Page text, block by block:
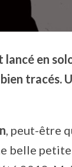
lancé en
tracés.
, peut-être
belle